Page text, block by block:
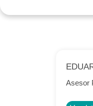
Asesor